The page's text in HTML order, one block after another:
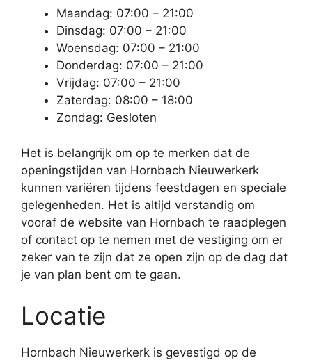
Maandag: 07:00 – 21:00
Dinsdag: 07:00 – 21:00
Woensdag: 07:00 – 21:00
Donderdag: 07:00 – 21:00
Vrijdag: 07:00 – 21:00
Zaterdag: 08:00 – 18:00
Zondag: Gesloten
Het is belangrijk om op te merken dat de
openingstijden van Hornbach Nieuwerkerk
kunnen variëren tijdens feestdagen en speciale
gelegenheden. Het is altijd verstandig om
vooraf de website van Hornbach te raadplegen
of contact op te nemen met de vestiging om er
zeker van te zijn dat ze open zijn op de dag dat
je van plan bent om te gaan.
Locatie
Hornbach Nieuwerkerk is gevestigd op de